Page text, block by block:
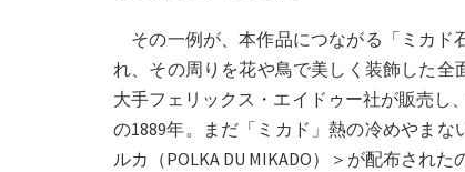
その一例が、本作品につながる「ミカド
れ、その周りを花や鳥で美しく装飾した
大手フェリックス・エイドゥー社が販売し
の1889年。まだ「ミカド」熱の冷めやま
ルカ（POLKA DU MIKADO）＞が配布された